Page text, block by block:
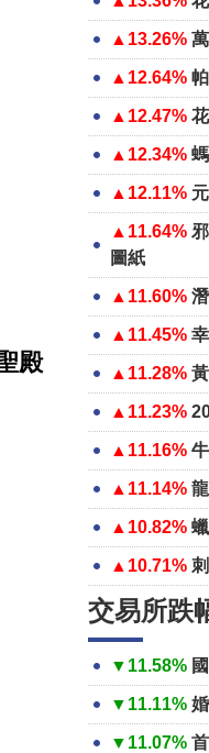
殿
▲13.26%
▲12.64%
▲12.47%
▲12.34%
▲12.11%
▲11.64%
圖紙
▲11.60%
▲11.45%
▲11.28%
▲11.23%
▲11.16%
▲11.14%
▲10.82%
▲10.71%
交易所跌
▼11.58%
▼11.11%
▼11.07%